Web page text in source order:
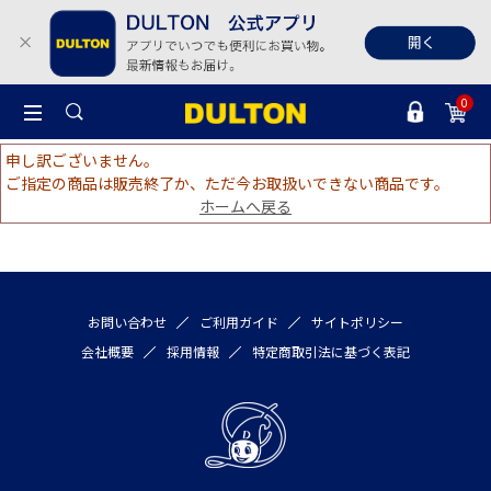
0
申し訳ございません。
ご指定の商品は販売終了か、ただ今お取扱いできない商品です。
ホームへ戻る
お問い合わせ ご利用ガイド
サイトポリシー
会社概要
採用情報 特定商取引法に基づく表記